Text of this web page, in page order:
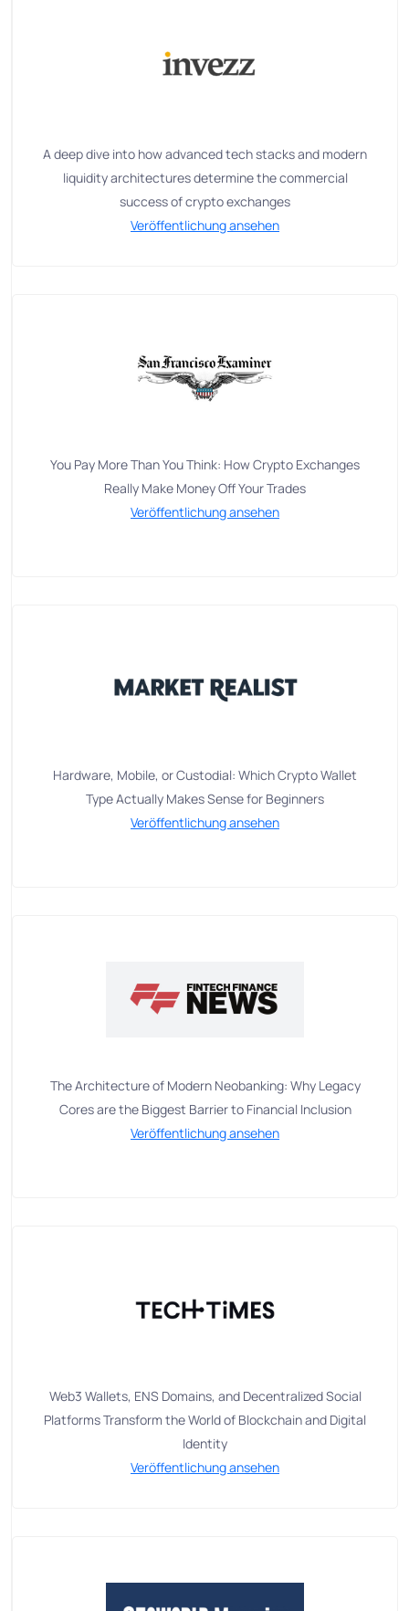
A deep dive into how advanced tech stacks and modern
liquidity architectures determine the commercial
success of crypto exchanges
Veröffentlichung ansehen
You Pay More Than You Think: How Crypto Exchanges
Really Make Money Off Your Trades
Veröffentlichung ansehen
Hardware, Mobile, or Custodial: Which Crypto Wallet
Type Actually Makes Sense for Beginners
Veröffentlichung ansehen
The Architecture of Modern Neobanking: Why Legacy
Cores are the Biggest Barrier to Financial Inclusion
Veröffentlichung ansehen
Web3 Wallets, ENS Domains, and Decentralized Social
Platforms Transform the World of Blockchain and Digital
Identity
Veröffentlichung ansehen